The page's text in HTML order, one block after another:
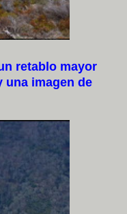
retablo mayor
una imagen de